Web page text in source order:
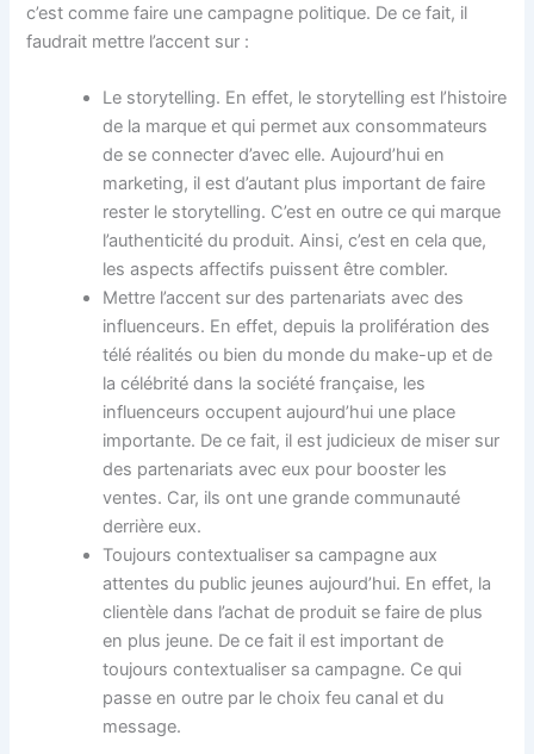
c’est comme faire une campagne politique. De ce fait, il
faudrait mettre l’accent sur :
Le storytelling. En effet, le storytelling est l’histoire
de la marque et qui permet aux consommateurs
de se connecter d’avec elle. Aujourd’hui en
marketing, il est d’autant plus important de faire
rester le storytelling. C’est en outre ce qui marque
l’authenticité du produit. Ainsi, c’est en cela que,
les aspects affectifs puissent être combler.
Mettre l’accent sur des partenariats avec des
influenceurs. En effet, depuis la prolifération des
télé réalités ou bien du monde du make-up et de
la célébrité dans la société française, les
influenceurs occupent aujourd’hui une place
importante. De ce fait, il est judicieux de miser sur
des partenariats avec eux pour booster les
ventes. Car, ils ont une grande communauté
derrière eux.
Toujours contextualiser sa campagne aux
attentes du public jeunes aujourd’hui. En effet, la
clientèle dans l’achat de produit se faire de plus
en plus jeune. De ce fait il est important de
toujours contextualiser sa campagne. Ce qui
passe en outre par le choix feu canal et du
message.